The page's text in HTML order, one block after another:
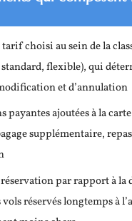
tarif choisi au sein de la
flexible), qui
et d’annulation
payantes ajoutées à la
supplémentaire,
réservation par rapport à la
réservés longtemps à